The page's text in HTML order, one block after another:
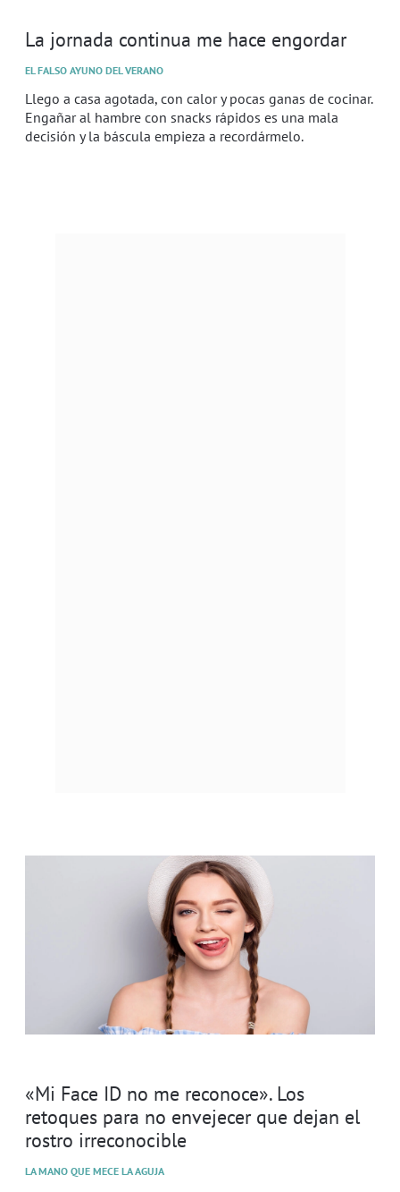
La jornada continua me hace engordar
EL FALSO AYUNO DEL VERANO
Llego a casa agotada, con calor y pocas ganas de cocinar.
Engañar al hambre con snacks rápidos es una mala
decisión y la báscula empieza a recordármelo.
«Mi Face ID no me reconoce». Los
retoques para no envejecer que dejan el
rostro irreconocible
LA MANO QUE MECE LA AGUJA